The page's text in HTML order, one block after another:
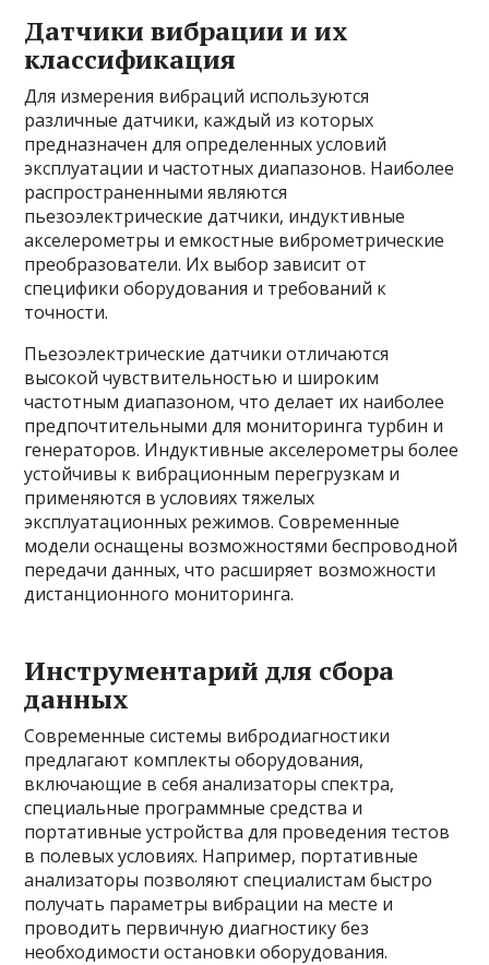
Датчики вибрации и их
классификация
Для измерения вибраций используются
различные датчики, каждый из которых
предназначен для определенных условий
эксплуатации и частотных диапазонов. Наиболее
распространенными являются
пьезоэлектрические датчики, индуктивные
акселерометры и емкостные виброметрические
преобразователи. Их выбор зависит от
специфики оборудования и требований к
точности.
Пьезоэлектрические датчики отличаются
высокой чувствительностью и широким
частотным диапазоном, что делает их наиболее
предпочтительными для мониторинга турбин и
генераторов. Индуктивные акселерометры более
устойчивы к вибрационным перегрузкам и
применяются в условиях тяжелых
эксплуатационных режимов. Современные
модели оснащены возможностями беспроводной
передачи данных, что расширяет возможности
дистанционного мониторинга.
Инструментарий для сбора
данных
Современные системы вибродиагностики
предлагают комплекты оборудования,
включающие в себя анализаторы спектра,
специальные программные средства и
портативные устройства для проведения тестов
в полевых условиях. Например, портативные
анализаторы позволяют специалистам быстро
получать параметры вибрации на месте и
проводить первичную диагностику без
необходимости остановки оборудования.